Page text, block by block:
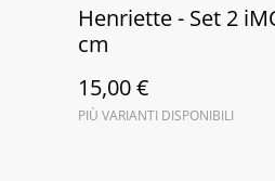
Henriette - Set 2
cm
15,00 €
PIÙ VARIANTI DISPONIBILI